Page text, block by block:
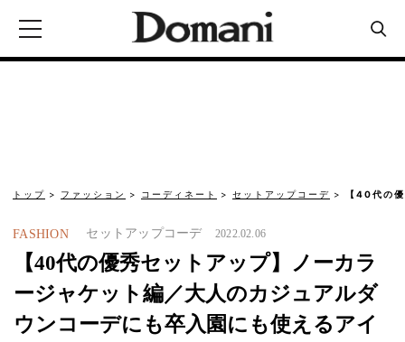
トップ ファッション コーディネート セットアップコーデ 【40代の
FASHION セットアップコーデ 2022.02.06
【40代の優秀セットアップ】ノーカラ
ージャケット編／大人のカジュアルダ
ウンコーデにも卒入園にも使えるアイ